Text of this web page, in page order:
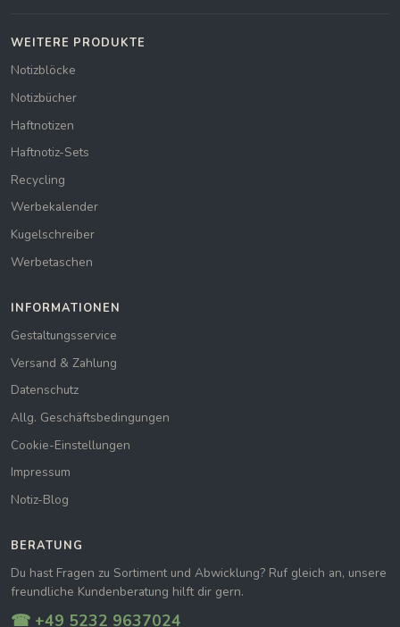
WEITERE PRODUKTE
Notizblöcke
Notizbücher
Haftnotizen
Haftnotiz-Sets
Recycling
Werbekalender
Kugelschreiber
Werbetaschen
INFORMATIONEN
Gestaltungsservice
Versand & Zahlung
Datenschutz
Allg. Geschäftsbedingungen
Cookie-Einstellungen
Impressum
Notiz-Blog
BERATUNG
Du hast Fragen zu Sortiment und Abwicklung? Ruf gleich an, unsere
freundliche Kundenberatung hilft dir gern.
☎ +49 5232 9637024